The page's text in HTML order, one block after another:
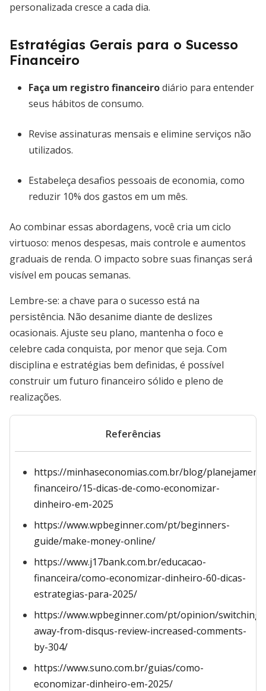
personalizada cresce a cada dia.
Estratégias Gerais para o Sucesso
Financeiro
Faça um registro financeirodiário para entender
seus hábitos de consumo.
Revise assinaturas mensais e elimine serviços não
utilizados.
Estabeleça desafios pessoais de economia, como
reduzir 10% dos gastos em um mês.
Ao combinar essas abordagens, você cria um ciclo
virtuoso: menos despesas, mais controle e aumentos
graduais de renda. O impacto sobre suas finanças será
visível em poucas semanas.
Lembre-se: a chave para o sucesso está na
persistência. Não desanime diante de deslizes
ocasionais. Ajuste seu plano, mantenha o foco e
celebre cada conquista, por menor que seja. Com
disciplina e estratégias bem definidas, é possível
construir um futuro financeiro sólido e pleno de
realizações.
Referências
https://minhaseconomias.com.br/blog/
financeiro/15-dicas-de-como-economizar-
dinheiro-em-2025
https://www.wpbeginner.com/pt/beginners-
guide/make-money-online/
https://www.j17bank.com.br/educacao-
financeira/como-economizar-dinheiro-60-dicas-
estrategias-para-2025/
https://www.wpbeginner.com/pt/opinion/switching-
away-from-disqus-review-increased-comments-
by-304/
https://www.suno.com.br/guias/como-
economizar-dinheiro-em-2025/